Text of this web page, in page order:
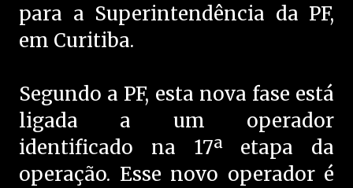
para a Superintendência da PF,
em Curitiba.
Segundo a PF, esta nova fase está
ligada a um operador
identificado na 17ª etapa da
operação. Esse novo operador é